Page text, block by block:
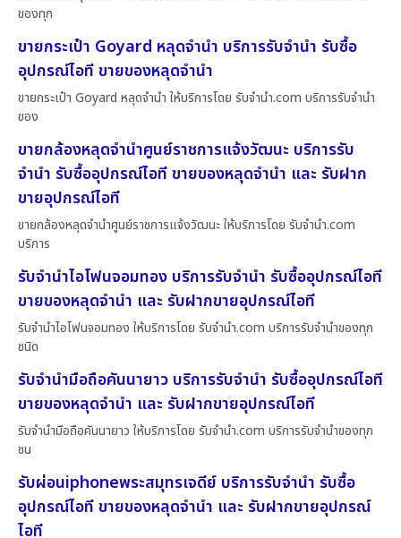
ของทุก
ขายกระเป๋า Goyard หลุดจำนำ บริการรับจำนำ รับซื้อ
อุปกรณ์ไอที ขายของหลุดจำนำ
ขายกระเป๋า Goyard หลุดจำนำ ให้บริการโดย รับจํานํา.com บริการรับจำนำ
ของ
ขายกล้องหลุดจำนำศูนย์ราชการแจ้งวัฒนะ บริการรับ
จำนำ รับซื้ออุปกรณ์ไอที ขายของหลุดจำนำ และ รับฝาก
ขายอุปกรณ์ไอที
ขายกล้องหลุดจำนำศูนย์ราชการแจ้งวัฒนะ ให้บริการโดย รับจํานํา.com
บริการ
รับจำนำไอโฟนจอมทอง บริการรับจำนำ รับซื้ออุปกรณ์ไอที
ขายของหลุดจำนำ และ รับฝากขายอุปกรณ์ไอที
รับจำนำไอโฟนจอมทอง ให้บริการโดย รับจํานํา.com บริการรับจำนำของทุก
ชนิด
รับจำนำมือถือคันนายาว บริการรับจำนำ รับซื้ออุปกรณ์ไอที
ขายของหลุดจำนำ และ รับฝากขายอุปกรณ์ไอที
รับจำนำมือถือคันนายาว ให้บริการโดย รับจํานํา.com บริการรับจำนำของทุก
ชน
รับผ่อนiphoneพระสมุทรเจดีย์ บริการรับจำนำ รับซื้อ
อุปกรณ์ไอที ขายของหลุดจำนำ และ รับฝากขายอุปกรณ์
ไอที